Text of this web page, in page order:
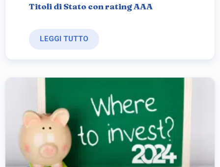
Titoli di Stato con rating AAA
LEGGI TUTTO